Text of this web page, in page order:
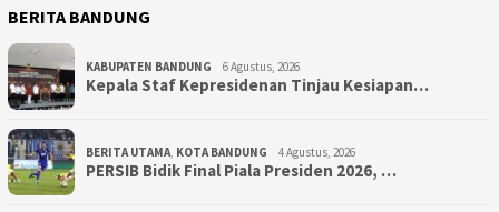
BERITA BANDUNG
KABUPATEN BANDUNG 6 Agustus, 2026
Kepala Staf Kepresidenan Tinjau Kesiapan…
BERITA UTAMA KOTA BANDUNG 4 Agustus, 2026
PERSIB Bidik Final Piala Presiden 2026, …